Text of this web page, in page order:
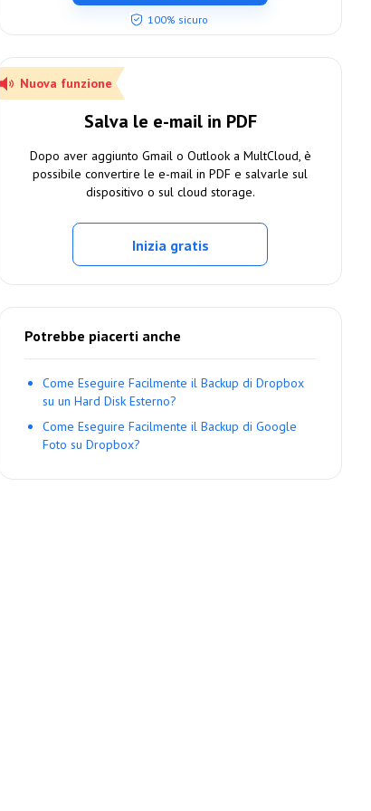
100% sicuro
Nuova funzione
Salva le e-mail in PDF
Dopo aver aggiunto Gmail o Outlook a MultCloud, è
possibile convertire le e-mail in PDF e salvarle sul
dispositivo o sul cloud storage.
Inizia gratis
Potrebbe piacerti anche
Come Eseguire Facilmente il Backup di Dropbox
su un Hard Disk Esterno?
Come Eseguire Facilmente il Backup di Google
Foto su Dropbox?